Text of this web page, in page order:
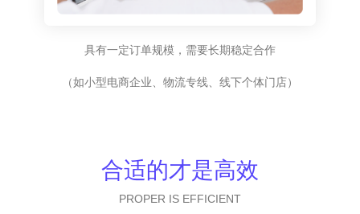
具有一定订单规模，需要长期稳定合作
（如小型电商企业、物流专线、线下个体门店）
合适的才是高效
PROPER IS EFFICIENT